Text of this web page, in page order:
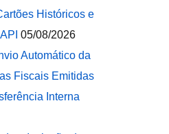
Históricos e
05/08/2026
Automático da
Fiscais Emitidas
Interna